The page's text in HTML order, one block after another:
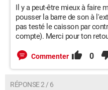
Il y a peut-être mieux à faire
pousser la barre de son à
pas testé le caisson par
compte). Merci pour ton
Commenter 0
RÉPONSE 2 / 6